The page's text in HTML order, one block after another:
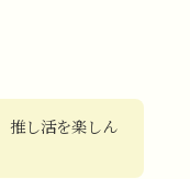
推し活を楽しん